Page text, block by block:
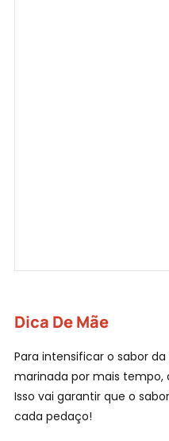
Dica De Mãe
Para intensificar o sabor
marinada por mais tempo,
Isso vai garantir que o
cada pedaço!